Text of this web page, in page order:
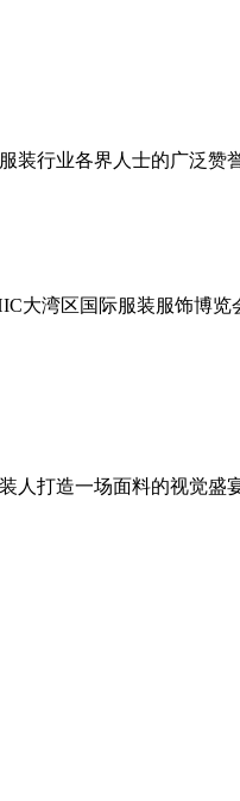
装行业各界人士的广泛赞
大湾区国际服装服饰博览
人打造一场面料的视觉盛